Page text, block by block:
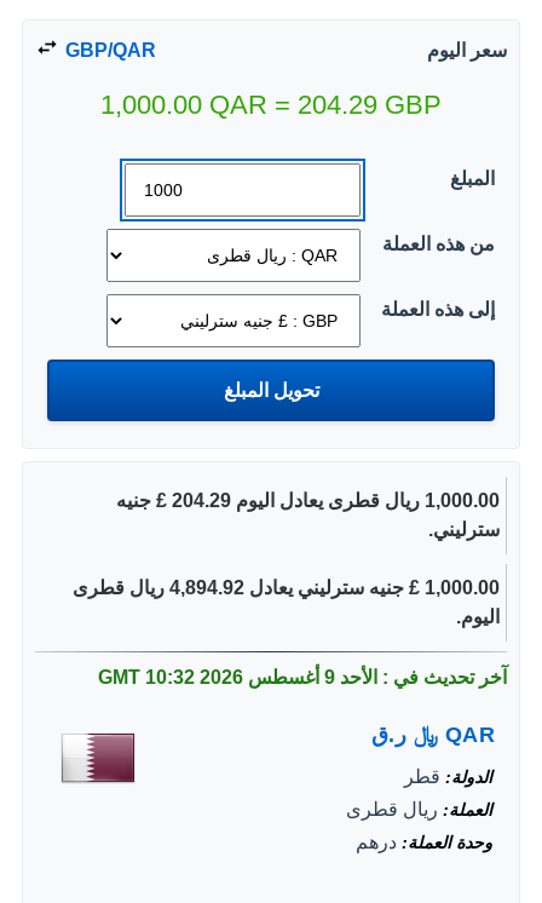
سعر اليوم GBP/QAR
1,000.00 QAR = 204.29 GBP
المبلغ
من هذه العملة
إلى هذه العملة
1,000.00 ريال قطرى يعادل اليوم 204.29 £ جنيه
سترليني.
1,000.00 £ جنيه سترليني يعادل 4,894.92 ريال قطرى
اليوم.
آخر تحديث في : الأحد 9 أغسطس 2026 10:32 GMT
QAR ﷼ ر.ق
الدولة قطر
العملة ريال قطرى
وحدة العملة درهم